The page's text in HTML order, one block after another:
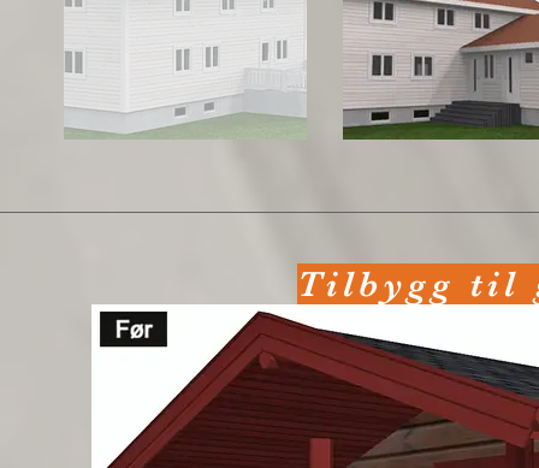
Tilbygg til